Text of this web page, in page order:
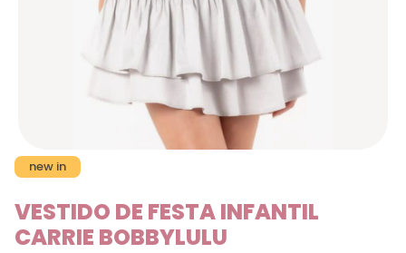
new in
VESTIDO DE FESTA INFANTIL
CARRIE BOBBYLULU